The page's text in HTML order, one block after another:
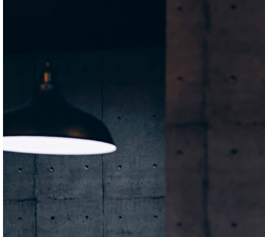
iPhone 電池大揭秘：選對電
池，讓手機煥然一新！
2025 年 1 月 7 日